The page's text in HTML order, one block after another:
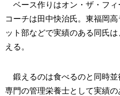
ベース作りはオン・ザ・フィ
コーチは田中快治氏。東福岡
ット部などで実績のある同氏
える。
鍛えるのは食べるのと同時並
専門の管理栄養士として実績